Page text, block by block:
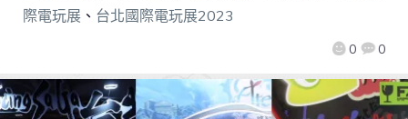
0 0
際電玩展 、 台北國際電玩展2023